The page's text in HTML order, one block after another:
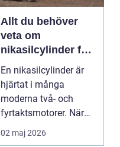
Allt du behöver
veta om
nikasilcylinder för
motorcykel och
snöskoter
En nikasilcylinder är
hjärtat i många
moderna två- och
fyrtaktsmotorer. När
den fungerar som den
02 maj 2026